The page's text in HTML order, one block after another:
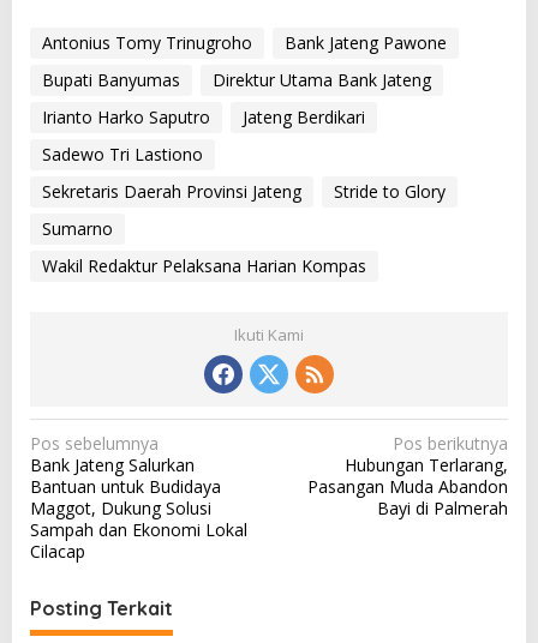
Antonius Tomy Trinugroho
Bank Jateng Pawone
Bupati Banyumas
Direktur Utama Bank Jateng
Irianto Harko Saputro
Jateng Berdikari
Sadewo Tri Lastiono
Sekretaris Daerah Provinsi Jateng
Stride to Glory
Sumarno
Wakil Redaktur Pelaksana Harian Kompas
Ikuti Kami
N
a
v
i
a
Pos sebelumnya
Bank Jateng Salurkan
Bantuan untuk Budidaya
Maggot, Dukung Solusi
Sampah dan Ekonomi Lokal
Cilacap
Pos berikutnya
Hubungan Terlarang,
Pasangan Muda Abandon
Bayi di Palmerah
Posting Terkait